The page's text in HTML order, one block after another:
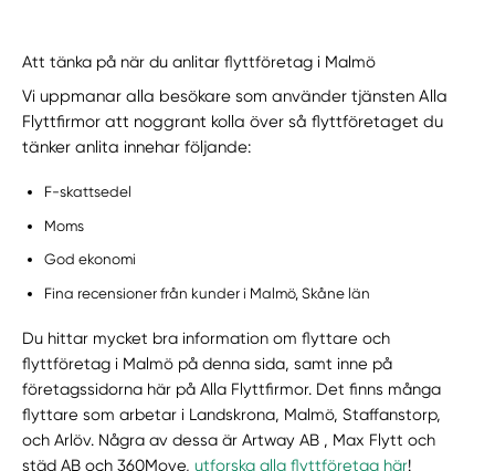
Att tänka på när du anlitar flyttföretag i Malmö
Vi uppmanar alla besökare som använder tjänsten Alla
Flyttfirmor att noggrant kolla över så flyttföretaget du
tänker anlita innehar följande:
F-skattsedel
Moms
God ekonomi
Fina recensioner från kunder i Malmö, Skåne län
Du hittar mycket bra information om flyttare och
flyttföretag i Malmö på denna sida, samt inne på
företagssidorna här på Alla Flyttfirmor. Det finns många
flyttare som arbetar i Landskrona, Malmö, Staffanstorp,
och Arlöv. Några av dessa är Artway AB , Max Flytt och
städ AB och 360Move,utforska alla flyttföretag här!